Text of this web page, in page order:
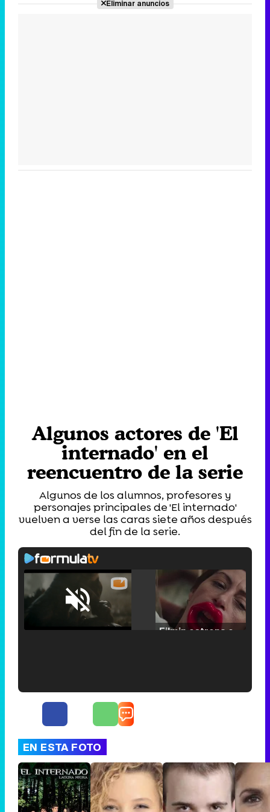
Eliminar anuncios
Algunos actores de 'El
internado' en el
reencuentro de la serie
Algunos de los alumnos, profesores y
personajes principales de 'El internado'
vuelven a verse las caras siete años después
del fin de la serie.
Unmute /
Tráiler de '33 días', la nueva serie de Atresplayer con Julián Villagrán y José Manuel Poga
EN ESTA FOTO